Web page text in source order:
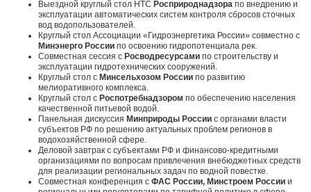
Выездной круглый стол НТС Росприроднадзора по внедрению и
эксплуатации автоматических систем контроля сбросов сточных
вод водопользователей.
Круглый стол Ассоциации «Гидроэнергетика России» совместно с
Минэнерго России по освоению гидропотенциала рек.
Совместная сессия с Росводресурсами по строительству и
эксплуатации гидротехнических сооружений.
Круглый стол с Минсельхозом России по развитию
мелиоративного комплекса.
Круглый стол с Роспотребнадзором по обеспечению населения
качественной питьевой водой.
Панельная дискуссия Минприроды России с органами власти
субъектов РФ по решению актуальных проблем регионов в
водохозяйственной сфере.
Деловой завтрак с субъектами РФ и финансово-кредитными
организациями по вопросам привлечения внебюджетных средств
для реализации региональных задач по водной повестке.
Совместная конференция с ФАС России, Минстроем России и